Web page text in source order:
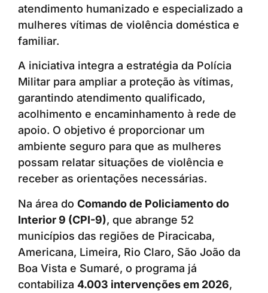
atendimento humanizado e especializado a
mulheres vítimas de violência doméstica e
familiar.
A iniciativa integra a estratégia da Polícia
Militar para ampliar a proteção às vítimas,
garantindo atendimento qualificado,
acolhimento e encaminhamento à rede de
apoio. O objetivo é proporcionar um
ambiente seguro para que as mulheres
possam relatar situações de violência e
receber as orientações necessárias.
Na área do Comando de Policiamento do
Interior 9 (CPI-9), que abrange 52
municípios das regiões de Piracicaba,
Americana, Limeira, Rio Claro, São João da
Boa Vista e Sumaré, o programa já
contabiliza 4.003 intervenções em 2026,